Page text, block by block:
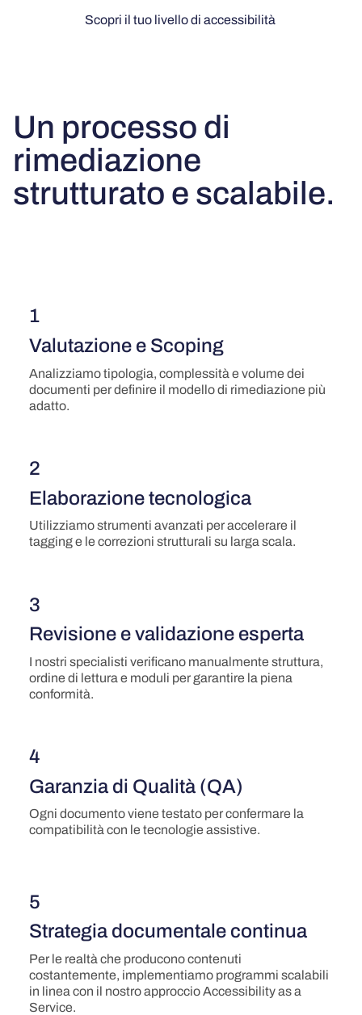
Scopri il tuo livello di accessibilità
Un processo di
rimediazione
strutturato e scalabile.
1
Valutazione e Scoping
Analizziamo tipologia, complessità e volume dei
documenti per definire il modello di rimediazione più
adatto.
2
Elaborazione tecnologica
Utilizziamo strumenti avanzati per accelerare il
tagging e le correzioni strutturali su larga scala.
3
Revisione e validazione esperta
I nostri specialisti verificano manualmente struttura,
ordine di lettura e moduli per garantire la piena
conformità.
4
Garanzia di Qualità (QA)
Ogni documento viene testato per confermare la
compatibilità con le tecnologie assistive.
5
Strategia documentale continua
Per le realtà che producono contenuti
costantemente, implementiamo programmi scalabili
in linea con il nostro approccio Accessibility as a
Service.